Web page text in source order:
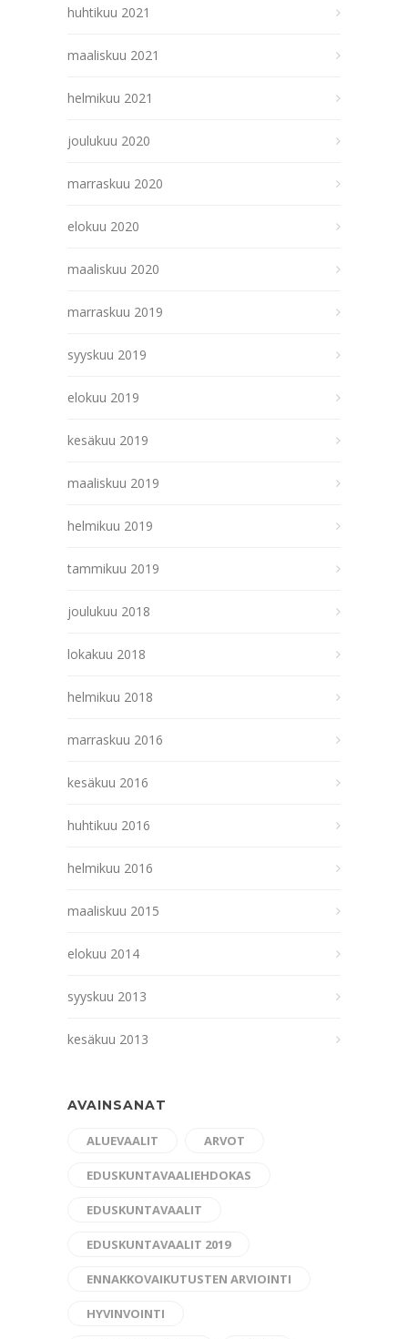
huhtikuu 2021
maaliskuu 2021
helmikuu 2021
joulukuu 2020
marraskuu 2020
elokuu 2020
maaliskuu 2020
marraskuu 2019
syyskuu 2019
elokuu 2019
kesäkuu 2019
maaliskuu 2019
helmikuu 2019
tammikuu 2019
joulukuu 2018
lokakuu 2018
helmikuu 2018
marraskuu 2016
kesäkuu 2016
huhtikuu 2016
helmikuu 2016
maaliskuu 2015
elokuu 2014
syyskuu 2013
kesäkuu 2013
AVAINSANAT
ALUEVAALIT ARVOT
EDUSKUNTAVAALIEHDOKAS
EDUSKUNTAVAALIT
EDUSKUNTAVAALIT 2019
ENNAKKOVAIKUTUSTEN ARVIOINTI
HYVINVOINTI